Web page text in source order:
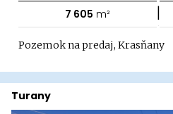
7 605 m² |
Pozemok na predaj, Krasňany
Turany